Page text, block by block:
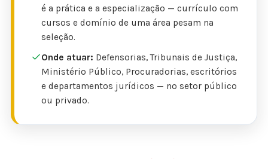
é a prática e a especialização — currículo com
cursos e domínio de uma área pesam na
seleção.
Onde atuar: Defensorias, Tribunais de Justiça,
Ministério Público, Procuradorias, escritórios
e departamentos jurídicos — no setor público
ou privado.